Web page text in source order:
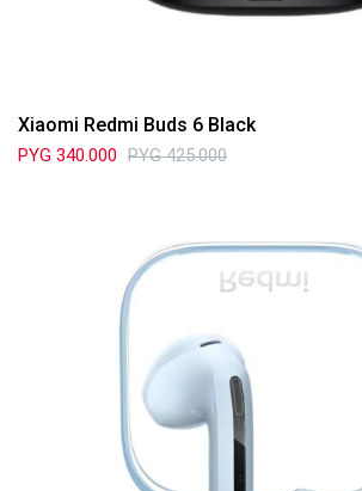
Xiaomi Redmi Buds 6 Black
PYG 340.000 PYG 425.000